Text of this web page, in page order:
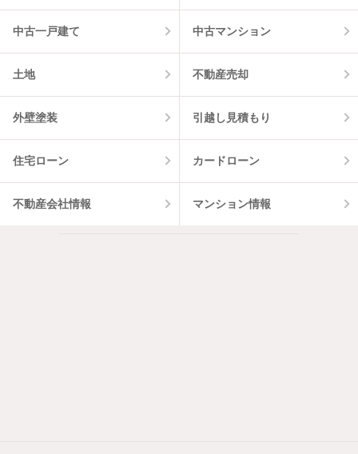
中古一戸建て 中古マンション
土地 不動産売却
外壁塗装 引越し見積もり
住宅ローン カードローン
不動産会社情報 マンション情報